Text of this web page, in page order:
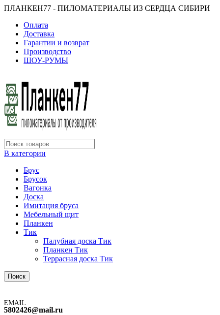
ПЛАНКЕН77 - ПИЛОМАТЕРИАЛЫ ИЗ СЕРДЦА СИБИРИ
Оплата
Доставка
Гарантии и возврат
Производство
ШОУ-РУМЫ
В категории
Брус
Брусок
Вагонка
Доска
Имитация бруса
Мебельный щит
Планкен
Тик
Палубная доска Тик
Планкен Тик
Террасная доска Тик
Поиск
EMAIL
5802426@mail.ru